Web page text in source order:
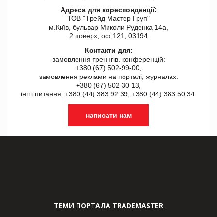
Адреса для кореспонденції:
ТОВ "Tрейд Мастер Груп"
м.Київ, бульвар Миколи Руденка 14а,
2 поверх, оф 121, 03194
Контакти для:
замовлення треннгів, конференцій:
+380 (67) 502-99-00,
замовлення реклами на порталі, журналах:
+380 (67) 502 30 13,
інші питання: +380 (44) 383 92 39, +380 (44) 383 50 34.
написати нам
ТЕМИ ПОРТАЛА TRADEMASTER